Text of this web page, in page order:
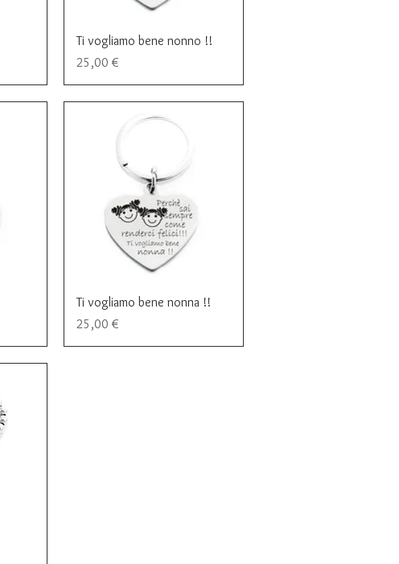
Vista rapida
Ti vogliamo bene nonno !!
Prezzo
25,00 €
Vista rapida
Ti vogliamo bene nonna !!
Prezzo
25,00 €